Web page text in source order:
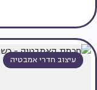
עיצוב חדרי אמבטיה